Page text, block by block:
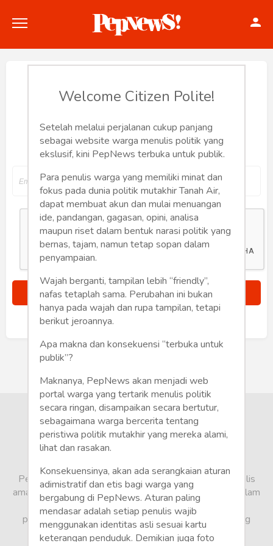
Politik
Konstitusi
Hankam
Internasional
Bisnis
Humaniora
Sketsa
Gaya
Wisata
Wanita
Reset Password
Input your email address to reset your
password
Sudah punya akun?
Welcome Citizen Polite!
Setelah melalui perjalanan cukup panjang
sebagai website warga menulis politik yang
ekslusif, kini PepNews terbuka untuk publik.
Para penulis warga yang memiliki minat dan
fokus pada dunia politik mutakhir Tanah Air,
dapat membuat akun dan mulai menuangan
ide, pandangan, gagasan, opini, analisa
maupun riset dalam bentuk narasi politik yang
bernas, tajam, namun tetap sopan dalam
penyampaian.
Wajah berganti, tampilan lebih “friendly”,
nafas tetaplah sama. Perubahan ini bukan
hanya pada wajah dan rupa tampilan, tetapi
berikut jeroannya.
Apa makna dan konsekuensi “terbuka untuk
publik”?
Maknanya, PepNews akan menjadi web
portal warga yang tertarik menulis politik
secara ringan, disampaikan secara bertutur,
sebagaimana warga bercerita tentang
peristiwa politik mutakhir yang mereka alami,
lihat dan rasakan.
Konsekuensinya, akan ada serangkaian aturan
adimistratif dan etis bagi warga yang
bergabung di PepNews. Aturan paling
mendasar adalah setiap penulis wajib
menggunakan identitas asli sesuai kartu
keterangan penduduk. Demikian juga foto
PepNews.com adalah media warga, tempat bagi penulis
amatir dan profesional menyampaikan berbagai opini dalam
bentuk artikel mapun feature yang ditulis dari sudut
pandang tidak biasa, yang berbeda dari sudut pandang
berita media arus utama.